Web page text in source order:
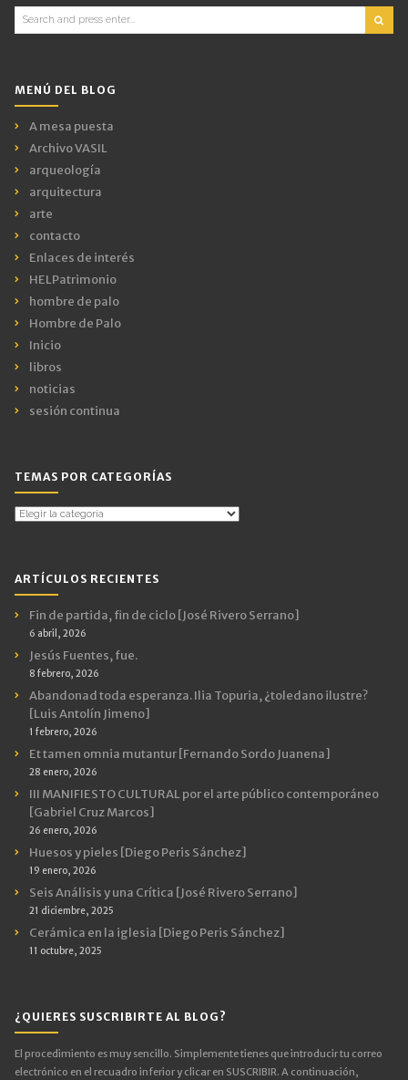
Search
for:
MENÚ DEL BLOG
A mesa puesta
Archivo VASIL
arqueología
arquitectura
arte
contacto
Enlaces de interés
HELPatrimonio
hombre de palo
Hombre de Palo
Inicio
libros
noticias
sesión continua
TEMAS POR CATEGORÍAS
Temas
ARTÍCULOS RECIENTES
Fin de partida, fin de ciclo [José Rivero Serrano]
6 abril, 2026
Jesús Fuentes, fue.
8 febrero, 2026
Abandonad toda esperanza. Ilia Topuria, ¿toledano ilustre?
[Luis Antolín Jimeno]
1 febrero, 2026
Et tamen omnia mutantur [Fernando Sordo Juanena]
28 enero, 2026
III MANIFIESTO CULTURAL por el arte público contemporáneo
[Gabriel Cruz Marcos]
26 enero, 2026
Huesos y pieles [Diego Peris Sánchez]
19 enero, 2026
Seis Análisis y una Crítica [José Rivero Serrano]
21 diciembre, 2025
Cerámica en la iglesia [Diego Peris Sánchez]
11 octubre, 2025
¿QUIERES SUSCRIBIRTE AL BLOG?
El procedimiento es muy sencillo. Simplemente tienes que introducir tu correo
electrónico en el recuadro inferior y clicar en SUSCRIBIR. A continuación,